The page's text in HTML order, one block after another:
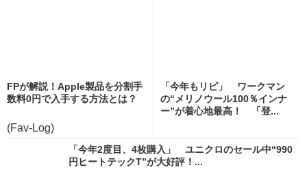
FPが解説！Apple製品を分割手
数料0円で入手する方法とは？
(Fav-Log)
「今年もリピ」 ワークマン
の“メリノウール100％インナ
ー”が着心地最高！ 「登...
「今年2度目、4枚購入」 ユニクロのセール中“990
円ヒートテックT”が大好評！...